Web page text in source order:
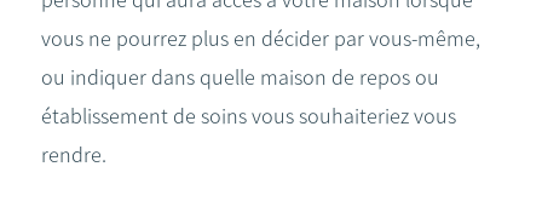
vous ne pourrez plus en décider par vous-même,
ou indiquer dans quelle maison de repos ou
établissement de soins vous souhaiteriez vous
rendre.